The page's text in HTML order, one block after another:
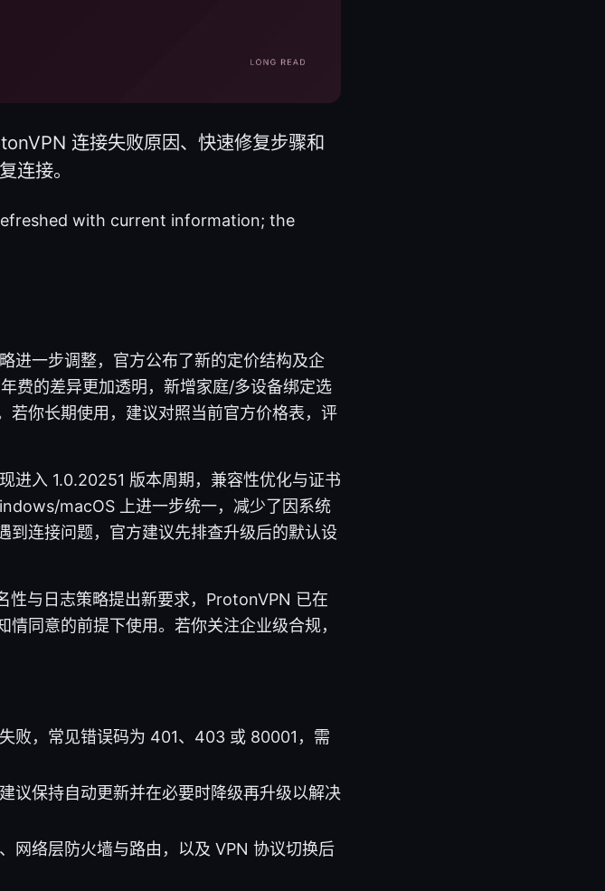
连接失败原因、快速修复步骤和
连接。
with current information; the
进一步调整，官方公布了新的定价结构及企
费的差异更加透明，新增家庭/多设备绑定选
若你长期使用，建议对照当前官方价格表，评
进入 1.0.20251 版本周期，兼容性优化与证书
macOS 上进一步统一，减少了因系统
到连接问题，官方建议先排查升级后的默认设
性与日志策略提出新要求，ProtonVPN 已在
同意的前提下使用。若你关注企业级合规，
败，常见错误码为 401、403 或 80001，需
议保持自动更新并在必要时降级再升级以解决
网络层防火墙与路由，以及 VPN 协议切换后